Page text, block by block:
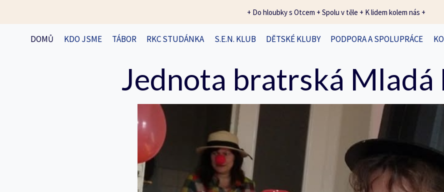
+ Do hloubky s Otcem + Spolu v těle + K lidem kolem nás +
DOMŮ KDO JSME TÁBOR RKC STUDÁNKA S.E.N. KLUB DĚTSKÉ KLUBY PODPORA A SPOLUPRÁCE
Jednota bratrská Mladá